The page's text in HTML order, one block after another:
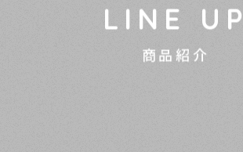
LINE UP
商品紹介